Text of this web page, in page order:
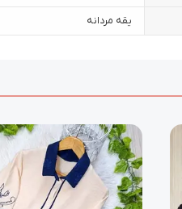
یقه مردانه